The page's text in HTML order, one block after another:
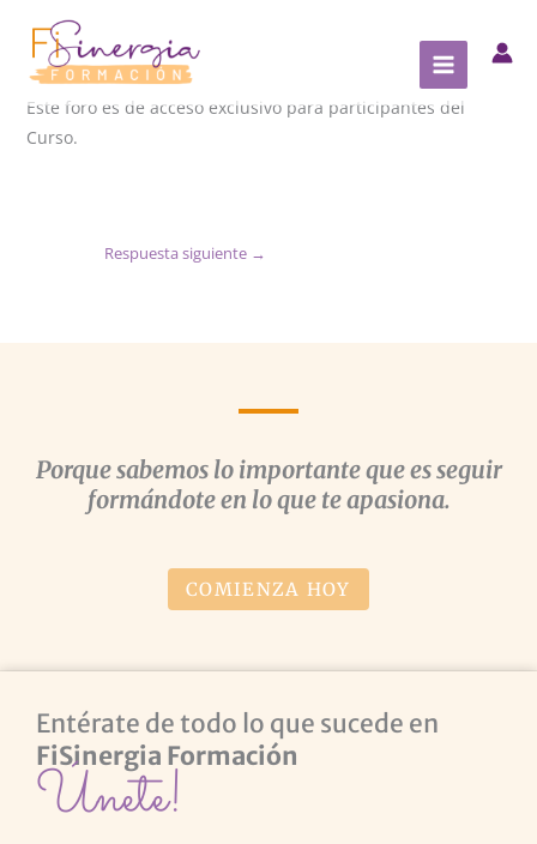
contenido
Este foro es de acceso exclusivo para participantes del
Curso.
Respuesta siguiente →
Porque sabemos lo importante que es seguir
formándote en lo que te apasiona.
COMIENZA HOY
Entérate de todo lo que sucede en
FiSinergia Formación
Únete!